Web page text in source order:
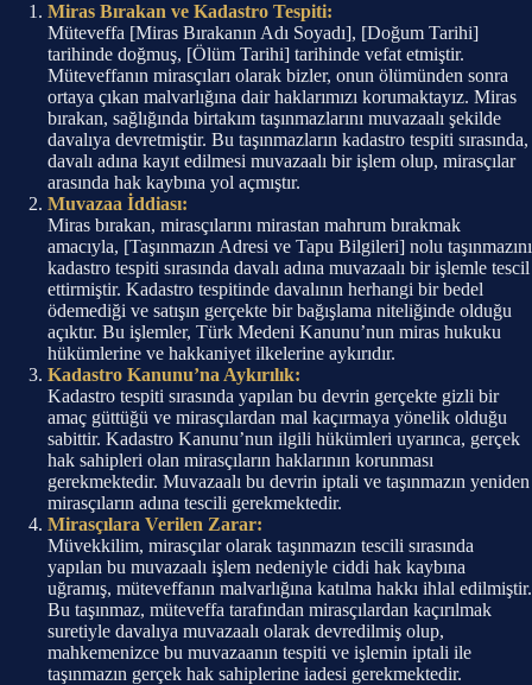
Miras Bırakan ve Kadastro Tespiti:
Müteveffa [Miras Bırakanın Adı Soyadı], [Doğum Tarihi]
tarihinde doğmuş, [Ölüm Tarihi] tarihinde vefat etmiştir.
Müteveffanın mirasçıları olarak bizler, onun ölümünden sonra
ortaya çıkan malvarlığına dair haklarımızı korumaktayız. Miras
bırakan, sağlığında birtakım taşınmazlarını muvazaalı şekilde
davalıya devretmiştir. Bu taşınmazların kadastro tespiti sırasında,
davalı adına kayıt edilmesi muvazaalı bir işlem olup, mirasçılar
arasında hak kaybına yol açmıştır.
Muvazaa İddiası:
Miras bırakan, mirasçılarını mirastan mahrum bırakmak
amacıyla, [Taşınmazın Adresi ve Tapu Bilgileri] nolu taşınmazını
kadastro tespiti sırasında davalı adına muvazaalı bir işlemle tescil
ettirmiştir. Kadastro tespitinde davalının herhangi bir bedel
ödemediği ve satışın gerçekte bir bağışlama niteliğinde olduğu
açıktır. Bu işlemler, Türk Medeni Kanunu’nun miras hukuku
hükümlerine ve hakkaniyet ilkelerine aykırıdır.
Kadastro Kanunu’na Aykırılık:
Kadastro tespiti sırasında yapılan bu devrin gerçekte gizli bir
amaç güttüğü ve mirasçılardan mal kaçırmaya yönelik olduğu
sabittir. Kadastro Kanunu’nun ilgili hükümleri uyarınca, gerçek
hak sahipleri olan mirasçıların haklarının korunması
gerekmektedir. Muvazaalı bu devrin iptali ve taşınmazın yeniden
mirasçıların adına tescili gerekmektedir.
Mirasçılara Verilen Zarar:
Müvekkilim, mirasçılar olarak taşınmazın tescili sırasında
yapılan bu muvazaalı işlem nedeniyle ciddi hak kaybına
uğramış, müteveffanın malvarlığına katılma hakkı ihlal edilmiştir.
Bu taşınmaz, müteveffa tarafından mirasçılardan kaçırılmak
suretiyle davalıya muvazaalı olarak devredilmiş olup,
mahkemenizce bu muvazaanın tespiti ve işlemin iptali ile
taşınmazın gerçek hak sahiplerine iadesi gerekmektedir.